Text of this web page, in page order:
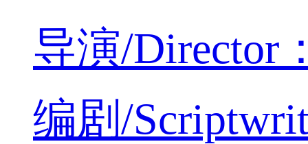
导演/Director
编剧/